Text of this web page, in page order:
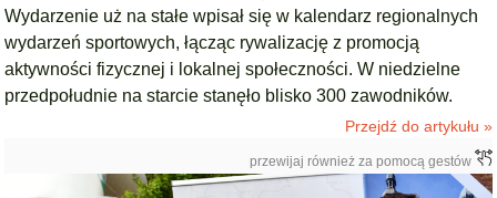
Wydarzenie uż na stałe wpisał się w kalendarz regionalnych
wydarzeń sportowych, łącząc rywalizację z promocją
aktywności fizycznej i lokalnej społeczności. W niedzielne
przedpołudnie na starcie stanęło blisko 300 zawodników.
Przejdź do artykułu »
przewijaj również za pomocą gestów